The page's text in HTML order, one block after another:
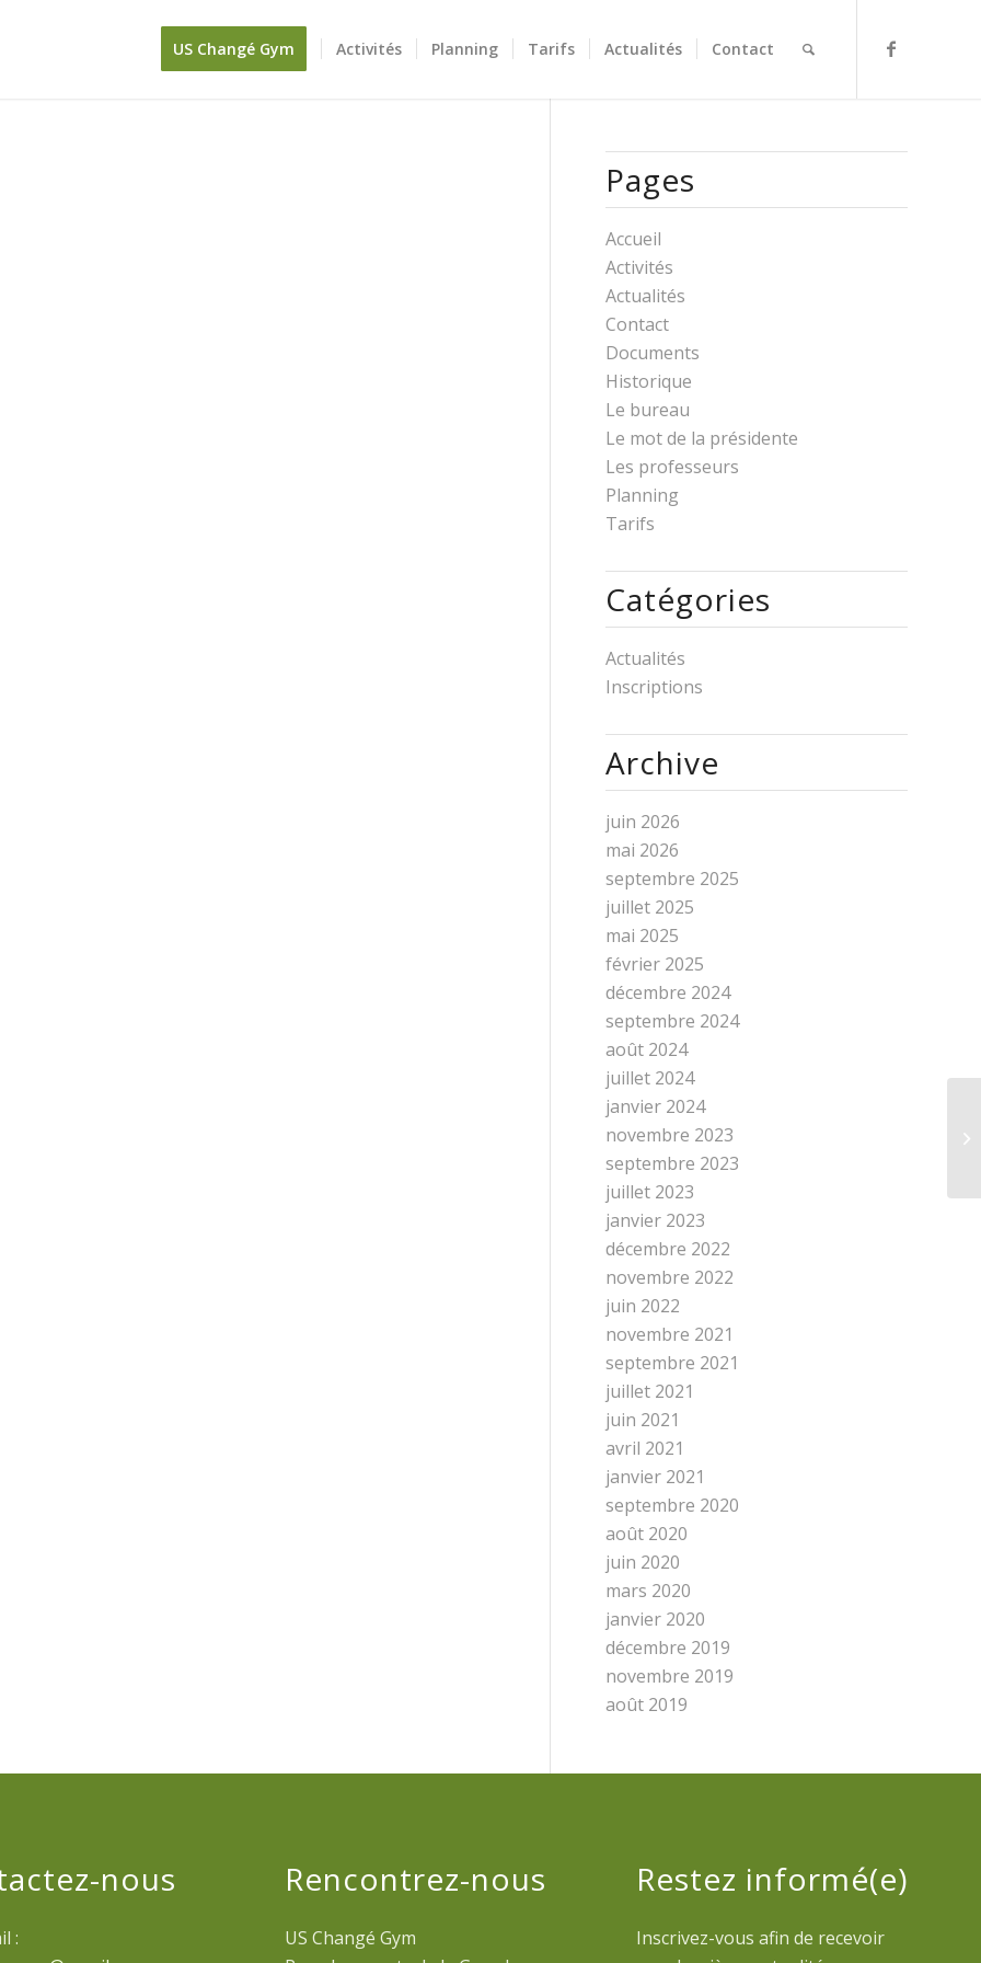
US Changé Gym Activités Planning Tarifs Actualités Contact
Pages
Accueil
Activités
Actualités
Contact
Documents
Historique
Le bureau
Le mot de la présidente
Les professeurs
Planning
Tarifs
Catégories
Actualités
Inscriptions
Archive
juin 2026
mai 2026
septembre 2025
juillet 2025
mai 2025
février 2025
décembre 2024
septembre 2024
août 2024
juillet 2024
janvier 2024
novembre 2023
septembre 2023
juillet 2023
janvier 2023
décembre 2022
novembre 2022
juin 2022
novembre 2021
septembre 2021
juillet 2021
juin 2021
avril 2021
janvier 2021
septembre 2020
août 2020
juin 2020
mars 2020
janvier 2020
décembre 2019
novembre 2019
août 2019
nous
:
Rencontrez-nous
US Changé Gym
Restez informé(e)
Inscrivez-vous afin de recevoir